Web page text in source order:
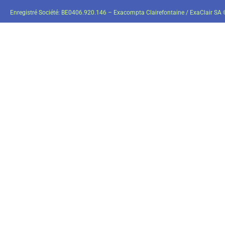
Enregistré Société: BE0406.920.146 – Exacompta Clairefontaine / ExaClair SA